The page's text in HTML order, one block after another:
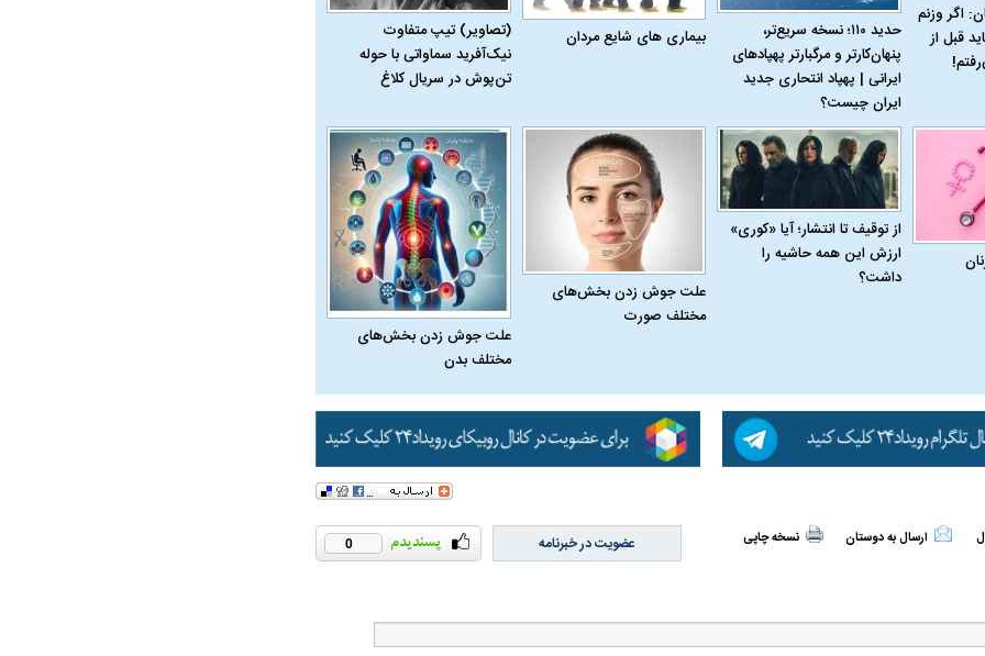
اگر وزنم
قبل از
حدید ۱۱۰؛ نسخه سریع‌تر،
پنهان‌کارتر و مرگبارتر پهپادهای
ایرانی | پهپاد انتحاری جدید
ایران چیست؟
بیماری‌ های شایع مردان
(تصاویر) تیپ متفاوت
نیک‌آفرید سماواتی با حوله
تن‌پوش در سریال کلاغ
از توقیف تا انتشار؛ آیا «کوری»
ارزش این همه حاشیه را
داشت؟
علت جوش زدن بخش‌های
مختلف صورت
علت جوش زدن بخش‌های
مختلف بدن
ارسال به دوستان نسخه چاپی 0 عضویت در خبرنامه